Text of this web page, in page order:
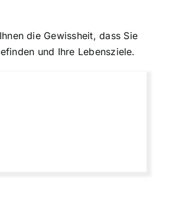
die Gewissheit, dass Sie
und Ihre Lebensziele.